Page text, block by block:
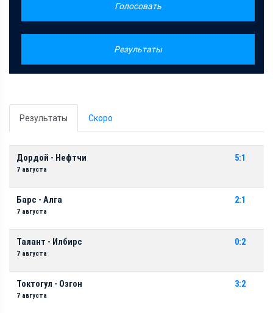
Голосовать
Результаты
Результаты Скоро
Дордой - Нефтчи
7 августа
5:1
Барс - Алга
7 августа
2:1
Талант - Илбирс
7 августа
0:2
Токтогул - Озгон
7 августа
3:2